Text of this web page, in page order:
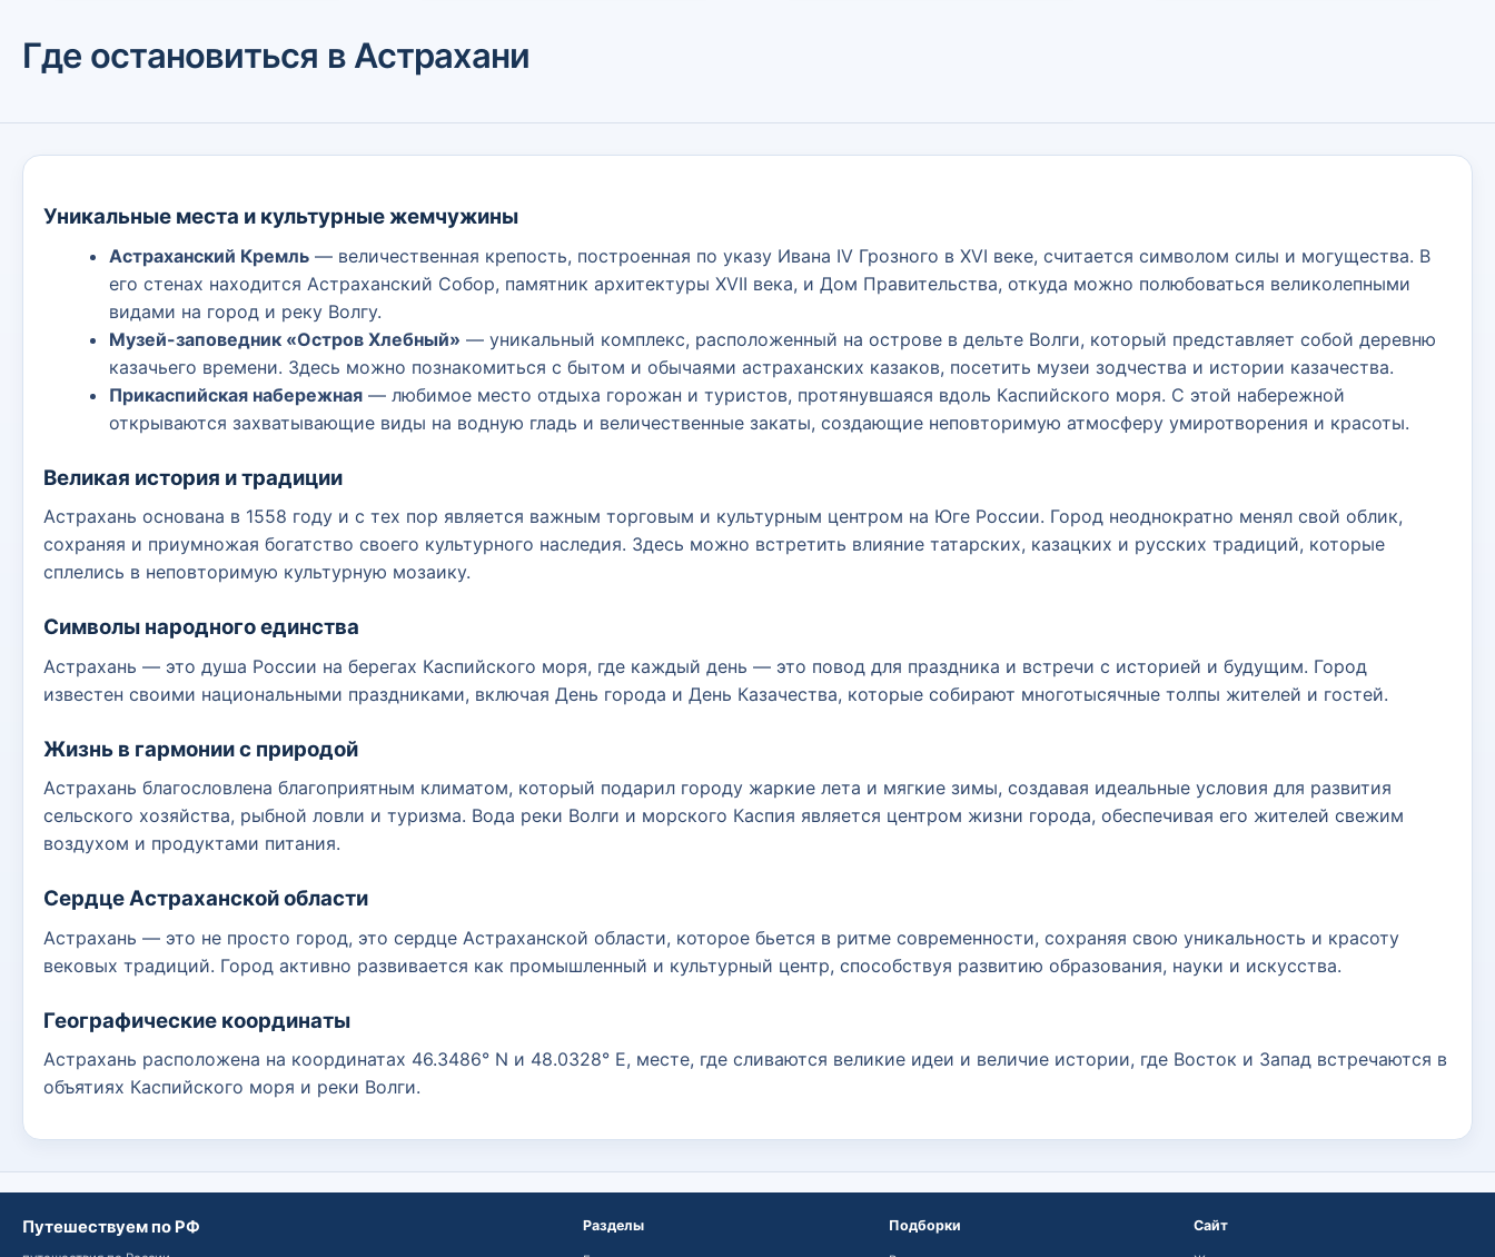
Где остановиться в Астрахани
Уникальные места и культурные жемчужины
Астраханский Кремль — величественная крепость, построенная по указу Ивана IV Грозного в XVI веке, считается символом силы и могущества. В
его стенах находится Астраханский Собор, памятник архитектуры XVII века, и Дом Правительства, откуда можно полюбоваться великолепными
видами на город и реку Волгу.
Музей-заповедник «Остров Хлебный» — уникальный комплекс, расположенный на острове в дельте Волги, который представляет собой деревню
казачьего времени. Здесь можно познакомиться с бытом и обычаями астраханских казаков, посетить музеи зодчества и истории казачества.
Прикаспийская набережная — любимое место отдыха горожан и туристов, протянувшаяся вдоль Каспийского моря. С этой набережной
открываются захватывающие виды на водную гладь и величественные закаты, создающие неповторимую атмосферу умиротворения и красоты.
Великая история и традиции
Астрахань основана в 1558 году и с тех пор является важным торговым и культурным центром на Юге России. Город неоднократно менял свой облик,
сохраняя и приумножая богатство своего культурного наследия. Здесь можно встретить влияние татарских, казацких и русских традиций, которые
сплелись в неповторимую культурную мозаику.
Символы народного единства
Астрахань — это душа России на берегах Каспийского моря, где каждый день — это повод для праздника и встречи с историей и будущим. Город
известен своими национальными праздниками, включая День города и День Казачества, которые собирают многотысячные толпы жителей и гостей.
Жизнь в гармонии с природой
Астрахань благословлена благоприятным климатом, который подарил городу жаркие лета и мягкие зимы, создавая идеальные условия для развития
сельского хозяйства, рыбной ловли и туризма. Вода реки Волги и морского Каспия является центром жизни города, обеспечивая его жителей свежим
воздухом и продуктами питания.
Сердце Астраханской области
Астрахань — это не просто город, это сердце Астраханской области, которое бьется в ритме современности, сохраняя свою уникальность и красоту
вековых традиций. Город активно развивается как промышленный и культурный центр, способствуя развитию образования, науки и искусства.
Географические координаты
Астрахань расположена на координатах 46.3486° N и 48.0328° E, месте, где сливаются великие идеи и величие истории, где Восток и Запад встречаются в
объятиях Каспийского моря и реки Волги.
Путешествуем по РФ Разделы Подборки Сайт